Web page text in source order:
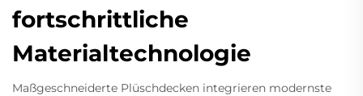
fortschrittliche
Materialtechnologie
Maßgeschneiderte Plüschdecken integrieren modernste